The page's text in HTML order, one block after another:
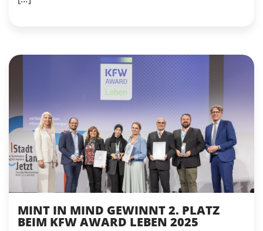
MINT IN MIND GEWINNT 2. PLATZ
BEIM KFW AWARD LEBEN 2025